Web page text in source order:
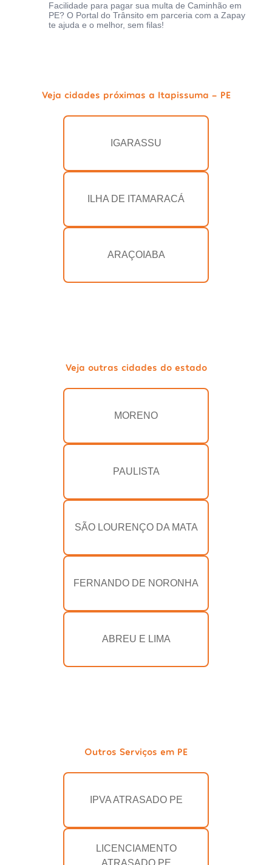
Facilidade para pagar sua multa de Caminhão em
PE? O Portal do Trânsito em parceria com a Zapay
te ajuda e o melhor, sem filas!
Veja cidades próximas a Itapissuma - PE
IGARASSU
ILHA DE ITAMARACÁ
ARAÇOIABA
Veja outras cidades do estado
MORENO
PAULISTA
SÃO LOURENÇO DA MATA
FERNANDO DE NORONHA
ABREU E LIMA
Outros Serviços em PE
IPVA ATRASADO PE
LICENCIAMENTO